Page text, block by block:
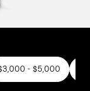
- $5,000